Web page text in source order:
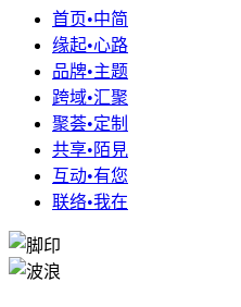
首页•中简
缘起•心路
品牌•主题
跨域•汇聚
聚荟•定制
共享•陌見
互动•有您
联络•我在